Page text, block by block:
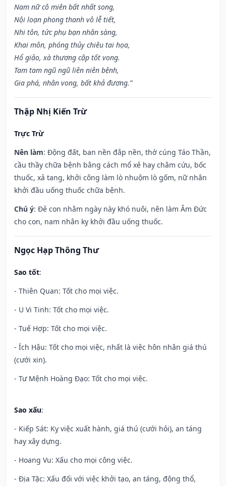
Nam nữ cô miên bất nhất song,
Nội loạn phong thanh vô lễ tiết,
Nhi tôn, tức phụ bạn nhân sàng,
Khai môn, phóng thủy chiêu tai họa,
Hổ giảo, xà thương cập tốt vong.
Tam tam ngũ ngũ liên niên bệnh,
Gia phá, nhân vong, bất khả đương.”
Thập Nhị Kiến Trừ
Trực Trừ
Nên làm: Động đất, ban nền đắp nền, thờ cúng Táo Thần,
cầu thầy chữa bệnh bằng cách mổ xẻ hay châm cứu, bốc
thuốc, xả tang, khởi công làm lò nhuộm lò gốm, nữ nhân
khởi đầu uống thuốc chữa bệnh.
Chú ý: Đẻ con nhằm ngày này khó nuôi, nên làm Âm Đức
cho con, nam nhân kỵ khởi đầu uống thuốc.
Ngọc Hạp Thông Thư
Sao tốt:
- Thiên Quan: Tốt cho mọi việc.
- U Vi Tinh: Tốt cho mọi việc.
- Tuế Hợp: Tốt cho mọi việc.
- Ích Hậu: Tốt cho mọi việc, nhất là việc hôn nhân giá thú
(cưới xin).
- Tư Mệnh Hoàng Đạo: Tốt cho mọi việc.
Sao xấu:
- Kiếp Sát: Kỵ việc xuất hành, giá thú (cưới hỏi), an táng
hay xây dựng.
- Hoang Vu: Xấu cho mọi công việc.
- Địa Tặc: Xấu đối với việc khởi tạo, an táng, động thổ,